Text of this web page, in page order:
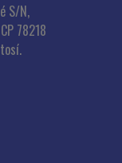
S/N,
78218